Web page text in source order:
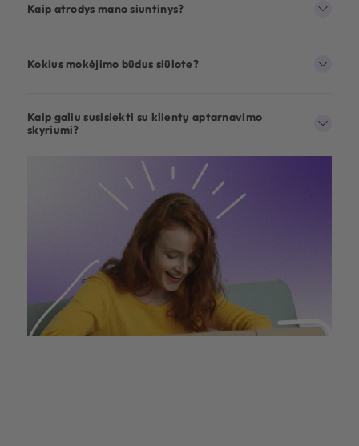
Kaip atrodys mano siuntinys?
Kokius mokėjimo būdus siūlote?
Kaip galiu susisiekti su klientų aptarnavimo
skyriumi?